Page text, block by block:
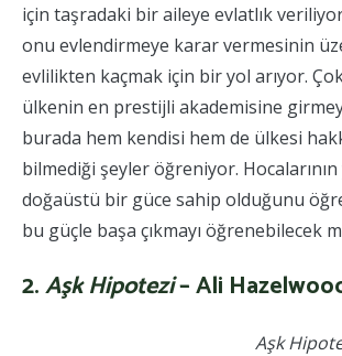
için taşradaki bir aileye evlatlık
onu evlendirmeye karar vermesinin
evlilikten kaçmak için bir yol arıyor.
ülkenin en prestijli akademisine
burada hem kendisi hem de ülkesi
bilmediği şeyler öğreniyor. Hocalarının
doğaüstü bir güce sahip olduğunu
bu güçle başa çıkmayı öğrenebilecek
2.Aşk Hipotezi–Ali
Aşk